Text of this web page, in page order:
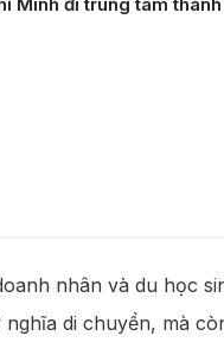
nhân và du học
di chuyển, mà